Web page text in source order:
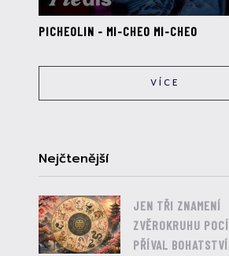
PICHEOLIN - MI-CHEO MI-CHEO
VÍCE
Nejčtenější
JEN TŘI ZNAMENÍ
ZVĚROKRUHU
PŘÍVAL